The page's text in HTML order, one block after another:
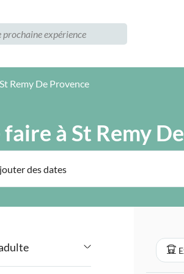
St Remy De Provence
à St Remy
des dates